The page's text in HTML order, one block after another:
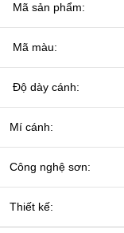
Mã sản phẩm:
Mã màu:
Độ dày cánh:
Mí cánh:
Công nghệ sơn:
Thiết kế: